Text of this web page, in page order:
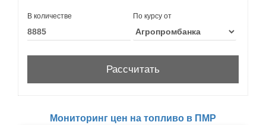
В количестве По курсу от
Мониторинг цен на топливо в ПМР